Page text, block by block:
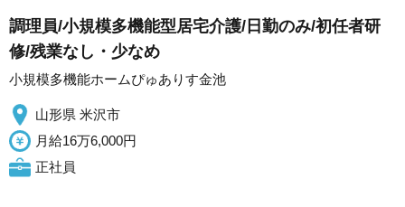
調理員/小規模多機能型居宅介護/日勤のみ/初任者研
修/残業なし・少なめ
小規模多機能ホームぴゅありす金池
山形県 米沢市
月給16万6,000円
正社員